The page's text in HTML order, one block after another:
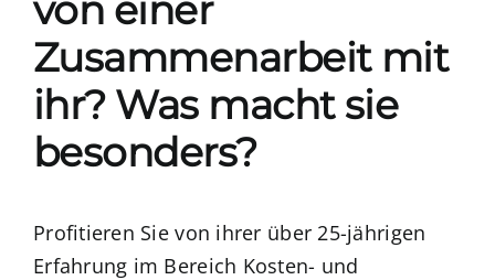
Zusammenarbeit mit
ihr? Was macht sie
besonders?
Profitieren Sie von ihrer über 25-jährigen
Erfahrung im Bereich Kosten- und